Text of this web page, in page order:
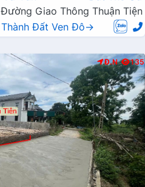
Đường Giao Thông Thuận Tiện
Thành Đất Ven Đô→
Đ.N 135